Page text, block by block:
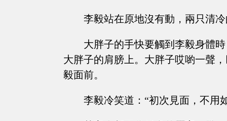
李毅站在原地沒有動，兩只清
大胖子的手快要觸到李毅身體
大胖子的肩膀上。大胖子哎喲一聲
毅面前。
李毅冷笑道：“初次見面，不用